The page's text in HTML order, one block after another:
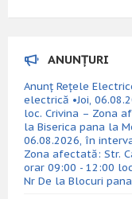
ANUNȚURI
Anunț Rețele
electrică •Joi,
loc. Crivina – Zona
la Biserica pana la
06.08.2026, în
Zona afectată: Str.
orar 09:00 - 12:00
Nr De la Blocuri